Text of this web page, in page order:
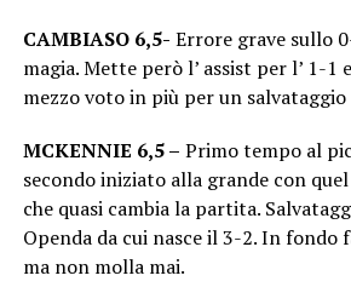
CAMBIASO 6,5- Errore grave sullo
magia. Mette però l’ assist per l’ 1-
mezzo voto in più per un
MCKENNIE 6,5 – Primo tempo al
secondo iniziato alla grande con
che quasi cambia la partita.
Openda da cui nasce il 3-2. In fondo
ma non molla mai.